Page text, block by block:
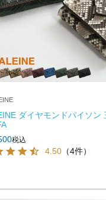
ダイヤモンドパイソン
税込
4.50 （4件）